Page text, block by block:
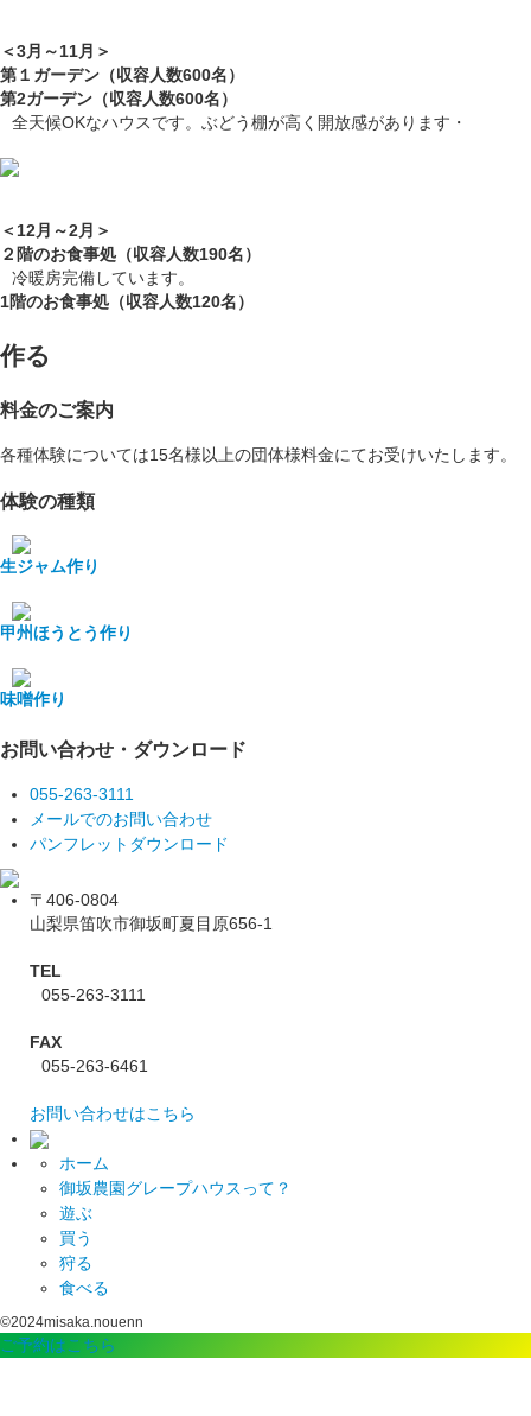
＜3月～11月＞
第１ガーデン（収容人数600名）
第2ガーデン（収容人数600名）
全天候OKなハウスです。ぶどう棚が高く開放感があります・
＜12月～2月＞
２階のお食事処（収容人数190名）
冷暖房完備しています。
1階のお食事処（収容人数120名）
作る
料金のご案内
各種体験については15名様以上の団体様料金にてお受けいたします。
体験の種類
生ジャム作り
甲州ほうとう作り
味噌作り
お問い合わせ・ダウンロード
055-263-3111
メールでのお問い合わせ
パンフレットダウンロード
〒406-0804
山梨県笛吹市御坂町夏目原656-1
TEL
055-263-3111
FAX
055-263-6461
お問い合わせはこちら
ホーム
御坂農園グレープハウスって？
遊ぶ
買う
狩る
食べる
©2024misaka.nouenn
ご予約はこちら